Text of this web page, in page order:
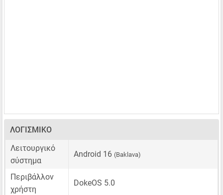
ΛΟΓΙΣΜΙΚΌ
Λειτουργικό
σύστημα
Android 16 (Baklava)
Περιβάλλον
χρήστη
DokeOS 5.0